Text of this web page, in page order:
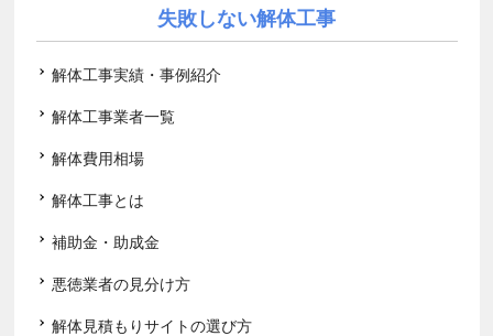
失敗しない解体工事
解体工事実績・事例紹介
解体工事業者一覧
解体費用相場
解体工事とは
補助金・助成金
悪徳業者の見分け方
解体見積もりサイトの選び方